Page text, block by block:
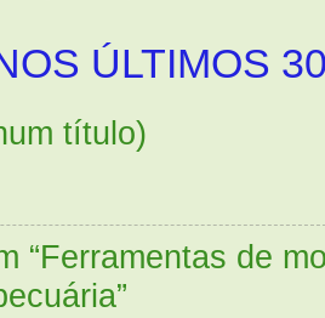
ÚLTIMOS
título)
“Ferramentas de